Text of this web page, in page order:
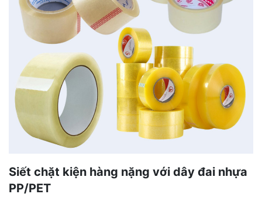
Siết chặt kiện hàng nặng với dây đai nhựa
PP/PET